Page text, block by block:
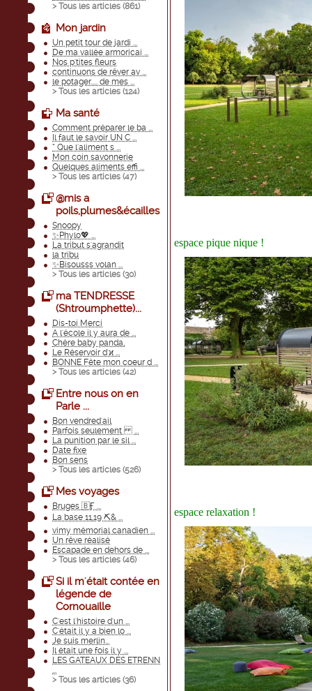
> Tous les articles (861)
Mon jardin
Un petit tour de jardi ...
De ma vallée armoricai ...
Nos p'tites fleurs
continuons de rêver av ...
le potager..... de mes ...
> Tous les articles (124)
Ma santé
Comment préparer le ba ...
Il faut le savoir UN C ...
“ Que l'aliment s ...
Mon coin savonnerie
Quelques aliments effi ...
> Tous les articles (47)
@mis a
poils,plumes&écailles
Snoopy
✨Phylo💖 ...
La tribut s'agrandit
la tribu
✨Bisousss volan ...
> Tous les articles (30)
ma TENDRESSE
(Shtroumphette)...
Dis-toi Merci
A l'école il y aura de ...
Chère baby panda,
Le Réservoir d'ϰ ...
BONNE Fête mon coeur d ...
> Tous les articles (42)
Entre nous on en
Parle ...
Bon vendred'ail
Parfois seulement ...
La punition par le sil ...
Date fixe
Bon sens
> Tous les articles (526)
Mes voyages
Bruges 🇧Ӻ ...
La base 11,19 ⛏& ...
vimy mémorial canadien ...
Un rêve réalisé
Escapade en dehors de ...
> Tous les articles (46)
Si il m'était contée en
légende de
Cornouaille
C'est l'histoire d'un ...
C'était il y a bien lo ...
Je suis merlin...
Il était une fois il y ...
LES GATEAUX DES ETRENN
...
> Tous les articles (36)
espace pique nique !
espace relaxation !